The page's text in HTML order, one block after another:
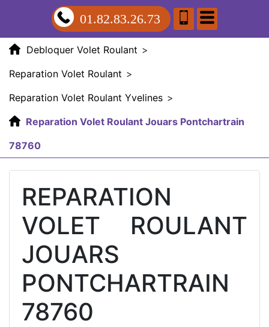
01.82.83.26.73
Debloquer Volet Roulant >
Reparation Volet Roulant >
Reparation Volet Roulant Yvelines >
Reparation Volet Roulant Jouars Pontchartrain
78760
REPARATION
VOLET ROULANT
JOUARS
PONTCHARTRAIN
78760